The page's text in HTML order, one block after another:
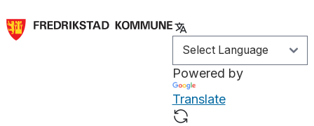
Powered by
Translate